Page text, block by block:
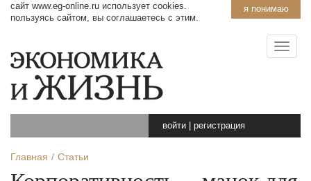
я понимаю
сайт www.eg-online.ru использует cookies.
пользуясь сайтом, вы соглашаетесь с этим.
войти регистрация
Главная Статьи